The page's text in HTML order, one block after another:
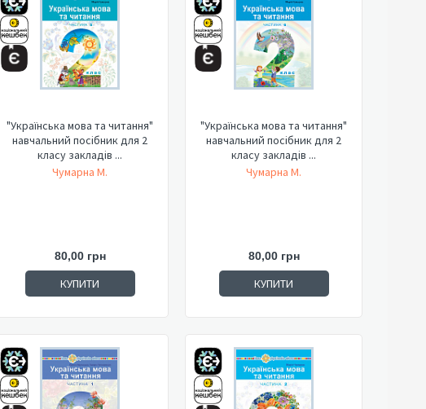
"Українська мова та читання"
навчальний посібник для 2
класу закладів ...
Чумарна М.
80,00 грн
КУПИТИ
"Українська мова та читання"
навчальний посібник для 2
класу закладів ...
Чумарна М.
80,00 грн
КУПИТИ